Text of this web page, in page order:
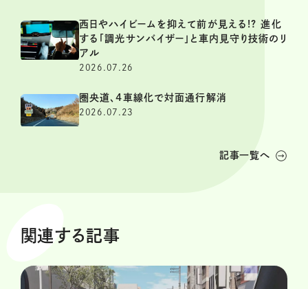
西日やハイビームを抑えて前が見える!? 進化
する「調光サンバイザー」と車内見守り技術のリ
アル
2026.07.26
圏央道、4車線化で対面通行解消
2026.07.23
記事一覧へ
関連する記事